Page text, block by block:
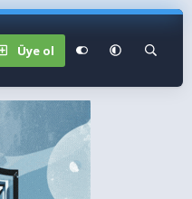
Üye ol